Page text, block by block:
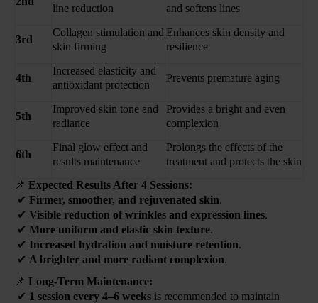
line reduction
and softens lines
3rd
Collagen stimulation and
skin firming
Enhances skin density and
resilience
4th
Increased elasticity and
antioxidant protection
Prevents premature aging
5th
Improved skin tone and
radiance
Provides a bright and even
complexion
6th
Final glow effect and
results maintenance
Prolongs the effects of the
treatment and protects the skin
📌 Expected Results After 4 Sessions:
✔ Firmer, smoother, and rejuvenated skin.
✔ Visible reduction of wrinkles and expression lines.
✔ More uniform and elastic skin texture.
✔ Increased hydration and moisture retention.
✔ A brighter and more radiant complexion.
📌 Long-Term Maintenance:
✔ 1 session every 4–6 weeks is recommended to maintain